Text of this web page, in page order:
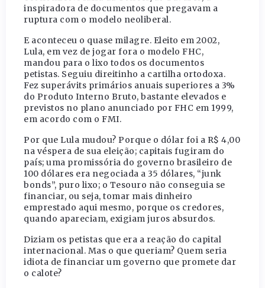
inspiradora de documentos que pregavam a
ruptura com o modelo neoliberal.
E aconteceu o quase milagre. Eleito em 2002,
Lula, em vez de jogar fora o modelo FHC,
mandou para o lixo todos os documentos
petistas. Seguiu direitinho a cartilha ortodoxa.
Fez superávits primários anuais superiores a 3%
do Produto Interno Bruto, bastante elevados e
previstos no plano anunciado por FHC em 1999,
em acordo com o FMI.
Por que Lula mudou? Porque o dólar foi a R$ 4,00
na véspera de sua eleição; capitais fugiram do
país; uma promissória do governo brasileiro de
100 dólares era negociada a 35 dólares, “junk
bonds”, puro lixo; o Tesouro não conseguia se
financiar, ou seja, tomar mais dinheiro
emprestado aqui mesmo, porque os credores,
quando apareciam, exigiam juros absurdos.
Diziam os petistas que era a reação do capital
internacional. Mas o que queriam? Quem seria
idiota de financiar um governo que promete dar
o calote?